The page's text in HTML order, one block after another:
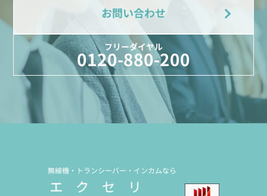
お問い合わせ
フリーダイヤル
0120-880-200
無線機・トランシーバー・インカムなら